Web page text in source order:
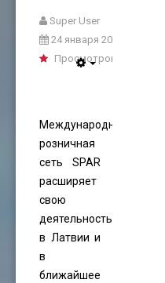
Super User
24 января 2023
Просмотров: 1648
Международная
розничная
сеть SPAR
расширяет
свою
деятельность
в Латвии и
в
ближайшее